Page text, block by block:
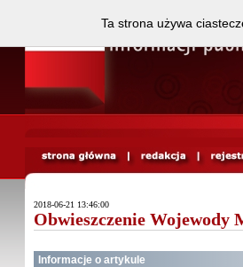
2018-06-21 13:46:00
Obwieszczenie Wojewody
Informacje o artykule
Ta strona używa